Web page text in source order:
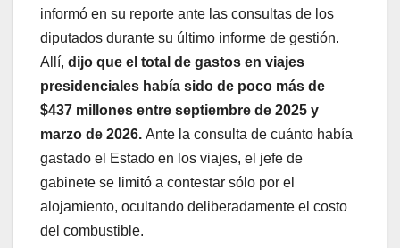
informó en su reporte ante las consultas de los
diputados durante su último informe de gestión.
Allí, dijo que el total de gastos en viajes
presidenciales había sido de poco más de
$437 millones entre septiembre de 2025 y
marzo de 2026. Ante la consulta de cuánto había
gastado el Estado en los viajes, el jefe de
gabinete se limitó a contestar sólo por el
alojamiento, ocultando deliberadamente el costo
del combustible.